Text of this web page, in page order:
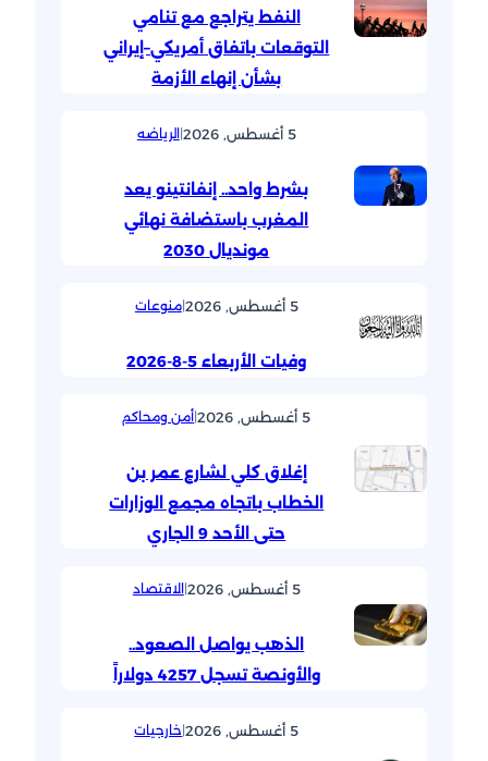
النفط يتراجع مع تنامي
التوقعات باتفاق أمريكي–إيراني
بشأن إنهاء الأزمة
5 أغسطس, 2026 |الرياضه
بشرط واحد.. إنفانتينو يعد
المغرب باستضافة نهائي
مونديال 2030
5 أغسطس, 2026 |منوعات
وفيات الأربعاء 5-8-2026
5 أغسطس, 2026 |أمن ومحاكم
إغلاق كلي لشارع عمر بن
الخطاب باتجاه مجمع الوزارات
حتى الأحد 9 الجاري
5 أغسطس, 2026 |الاقتصاد
الذهب يواصل الصعود..
والأونصة تسجل 4257 دولاراً
5 أغسطس, 2026 |خارجيات